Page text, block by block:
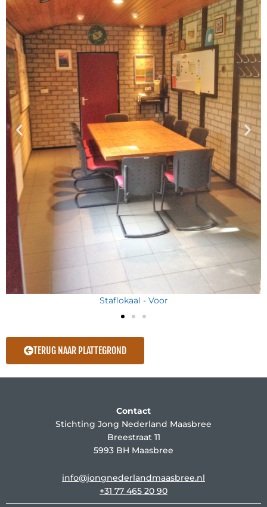
Staflokaal - Voor
TERUG NAAR PLATTEGROND
Contact
Stichting Jong Nederland Maasbree
Breestraat 11
5993 BH Maasbree
info@jongnederlandmaasbree.nl
+31 77 465 20 90